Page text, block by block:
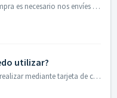
Para poder recibir tu factura de compra es necesario nos envíes la siguiente información a soporte@scoolinary.com indicando "Solicitud de Factura"...
utilizar?
El pago de la suscripción se puede realizar mediante tarjeta de crédito/débito en nuestra pasarela segura de pago Stripe o a través de una cuenta PayPal.